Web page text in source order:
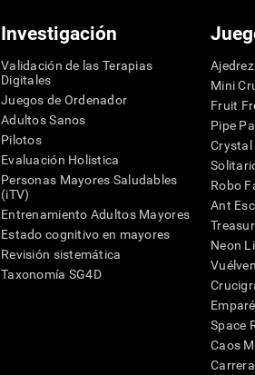
Investigación
Validación de las Terapias
Digitales
Juegos de Ordenador
Adultos Sanos
Pilotos
Evaluación Holistica
Personas Mayores Saludables
(iTV)
Entrenamiento Adultos Mayores
Estado cognitivo en mayores
Revisión sistemática
Taxonomía SG4D
Mini
Fruit
Pipe
Crystal
Robo
Ant
Neon
Space
Caos